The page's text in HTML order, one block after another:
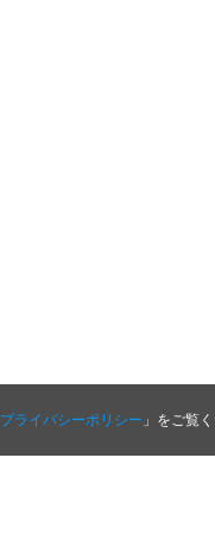
プライバシーポリシー 」をご覧く